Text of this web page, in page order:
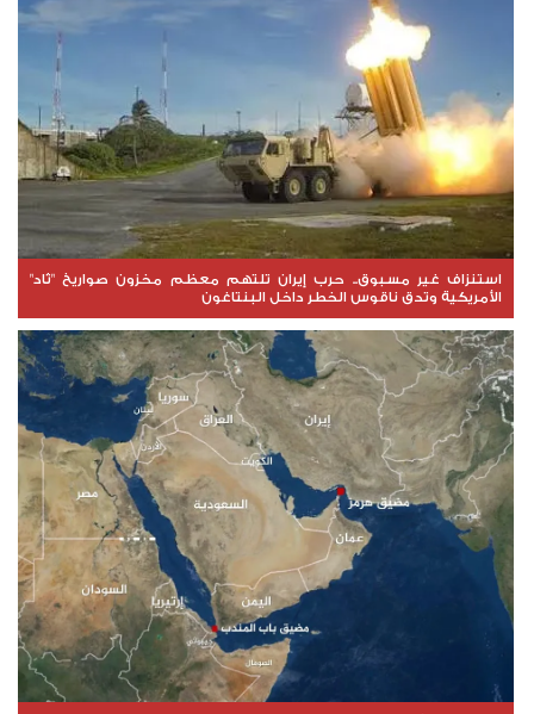
استنزاف غير مسبوق.. حرب إيران تلتهم معظم مخزون صواريخ "ثاد"
الأمريكية وتدق ناقوس الخطر داخل البنتاغون